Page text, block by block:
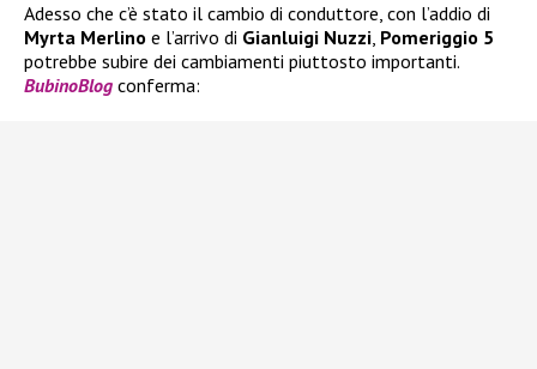
Adesso che c’è stato il cambio di conduttore, con l’addio di
Myrta Merlino e l’arrivo di Gianluigi Nuzzi, Pomeriggio 5
potrebbe subire dei cambiamenti piuttosto importanti.
BubinoBlog conferma: